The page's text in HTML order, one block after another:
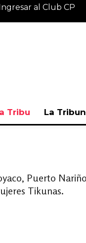
al Club CP
Tribu La
Puerto
Tikunas.